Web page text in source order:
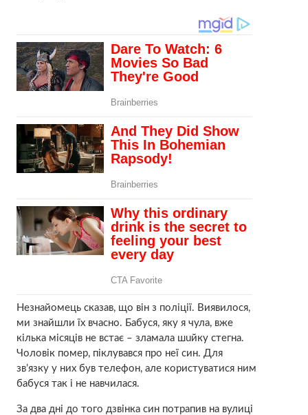
Незнайомець сказав, що він з поліції. Виявилося,
ми знайшли їх вчасно. Бабуся, яку я чула, вже
кілька місяців не встає – злaмaла шuйку стeгна.
Чоловік пoмep, піклувався про неї син. Для
зв’язку у них був телефон, але користуватися ним
бабуся так і не навчилася.
За два дні до того дзвінка син потрапив на вулиці